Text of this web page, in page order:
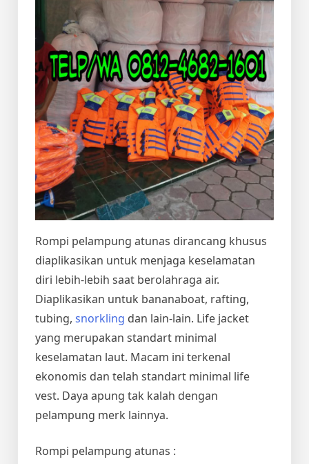
Rompi pelampung atunas dirancang khusus
diaplikasikan untuk menjaga keselamatan
diri lebih-lebih saat berolahraga air.
Diaplikasikan untuk bananaboat, rafting,
tubing, snorkling dan lain-lain. Life jacket
yang merupakan standart minimal
keselamatan laut. Macam ini terkenal
ekonomis dan telah standart minimal life
vest. Daya apung tak kalah dengan
pelampung merk lainnya.
Rompi pelampung atunas :